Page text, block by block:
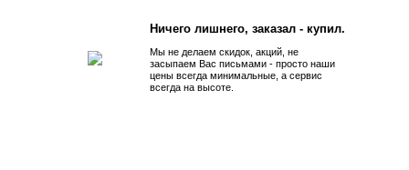
Ничего лишнего, заказал - купил.
Мы не делаем скидок, акций, не
засыпаем Вас письмами - просто наши
цены всегда минимальные, а сервис
всегда на высоте.